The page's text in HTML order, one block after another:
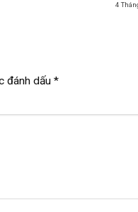
4
đánh dấu *